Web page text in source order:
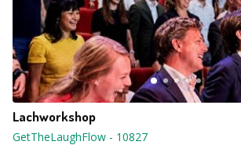
Lachworkshop
GetTheLaughFlow - 10827